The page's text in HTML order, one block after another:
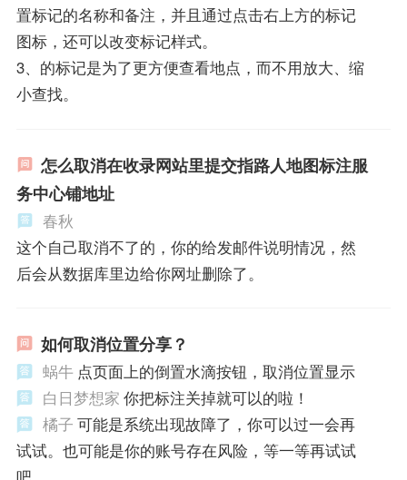
置标记的名称和备注，并且通过点击右上方的标记
图标，还可以改变标记样式。
3、的标记是为了更方便查看地点，而不用放大、缩
小查找。
怎么取消在收录网站里提交指路人地图标注服
务中心铺地址
春秋
这个自己取消不了的，你的给发邮件说明情况，然
后会从数据库里边给你网址删除了。
如何取消位置分享？
蜗牛 点页面上的倒置水滴按钮，取消位置显示
白日梦想家 你把标注关掉就可以的啦！
橘子 可能是系统出现故障了，你可以过一会再
试试。也可能是你的账号存在风险，等一等再试试